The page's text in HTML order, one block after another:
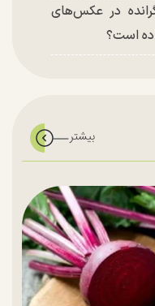
در عکس‌های
است؟